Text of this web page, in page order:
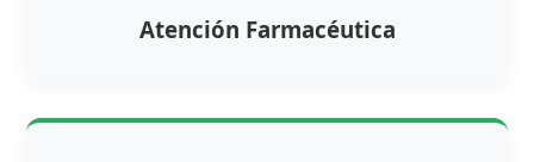
Atención Farmacéutica